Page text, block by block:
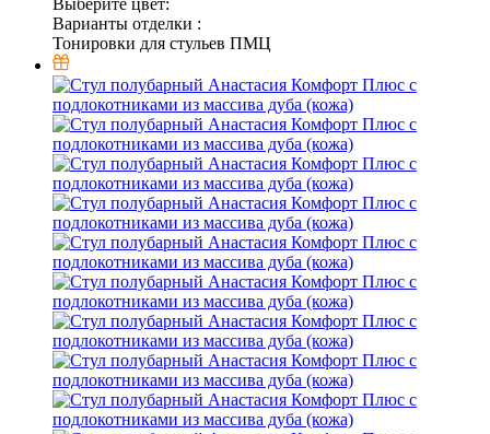
Выберите цвет:
Варианты отделки :
Тонировки для стульев ПМЦ